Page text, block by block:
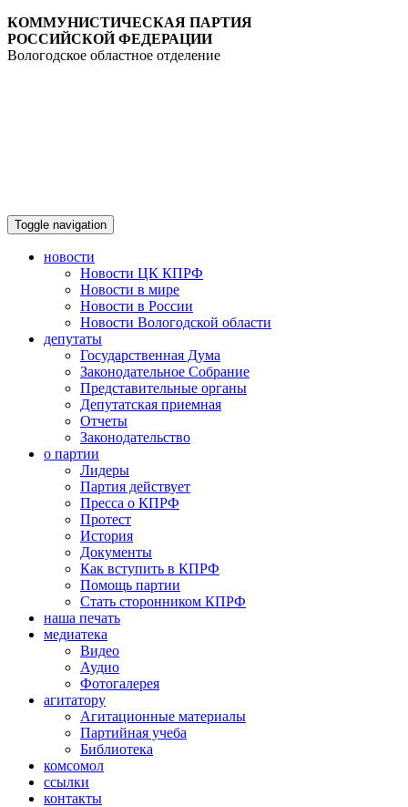
КОММУНИСТИЧЕСКАЯ ПАРТИЯ
РОССИЙСКОЙ ФЕДЕРАЦИИ
Вологодское областное отделение
Toggle navigation
новости
Новости ЦК КПРФ
Новости в мире
Новости в России
Новости Вологодской области
депутаты
Государственная Дума
Законодательное Собрание
Представительные органы
Депутатская приемная
Отчеты
Законодательство
о партии
Лидеры
Партия действует
Пресса о КПРФ
Протест
История
Документы
Как вступить в КПРФ
Помощь партии
Стать сторонником КПРФ
наша печать
медиатека
Видео
Аудио
Фотогалерея
агитатору
Агитационные материалы
Партийная учеба
Библиотека
комсомол
ссылки
контакты